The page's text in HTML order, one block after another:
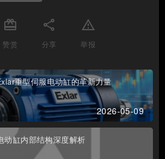
card_giftcard
赞赏
share
分享
report_problem
举报
重型伺服电动缸的革新力量
2026-05-09
动缸内部结构深度解析